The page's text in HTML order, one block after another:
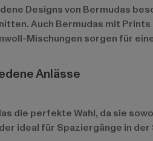
Designs von Bermudas
Auch Bermudas mit
Mischungen sorgen für
Anlässe
die perfekte Wahl, da sie
ideal für Spaziergänge in